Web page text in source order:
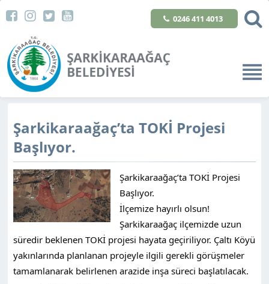
0246 411 4013
Şarkikaraağaç’ta TOKİ Projesi
Başlıyor.
Şarkikaraağaç’ta TOKİ Projesi
Başlıyor.
İlçemize hayırlı olsun!
Şarkikaraağaç ilçemizde uzun
süredir beklenen TOKİ projesi hayata geçiriliyor. Çaltı Köyü
yakınlarında planlanan projeyle ilgili gerekli görüşmeler
tamamlanarak belirlenen arazide inşa süreci başlatılacak.